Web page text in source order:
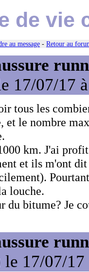
de vie
au message - Retour au
17/07/17
tous les
et le nombre
km. J'ai
et ils m'ont dit
louche.
du bitume? Je
17/07/17